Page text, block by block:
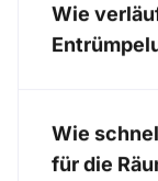
Wie
Wie
für die